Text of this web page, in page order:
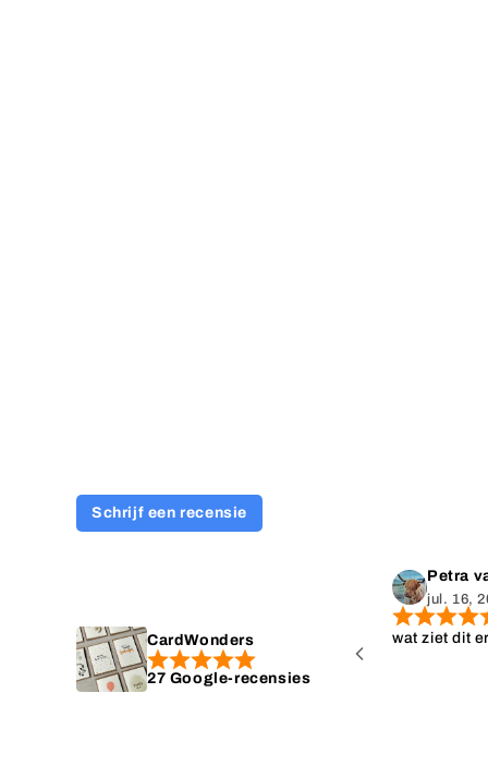
Schrijf een recensie
CardWonders
27 Google-recensies
Petra
jul. 16,
wat ziet dit
minute zo'n
kon bestellen.